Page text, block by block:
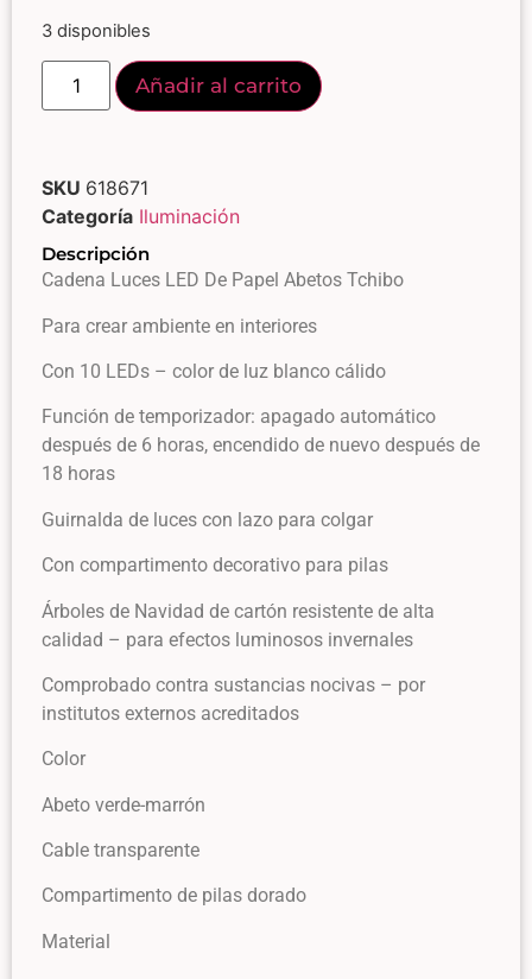
3 disponibles
Añadir al carrito
SKU 618671
Categoría Iluminación
Descripción
Cadena Luces LED De Papel Abetos Tchibo
Para crear ambiente en interiores
Con 10 LEDs – color de luz blanco cálido
Función de temporizador: apagado automático
después de 6 horas, encendido de nuevo después de
18 horas
Guirnalda de luces con lazo para colgar
Con compartimento decorativo para pilas
Árboles de Navidad de cartón resistente de alta
calidad – para efectos luminosos invernales
Comprobado contra sustancias nocivas – por
institutos externos acreditados
Color
Abeto verde-marrón
Cable transparente
Compartimento de pilas dorado
Material